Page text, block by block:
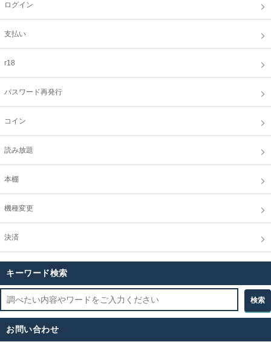
ログイン
支払い
r18
パスワード再発行
コイン
読み放題
本棚
機種変更
決済
キーワード検索
お問い合わせ